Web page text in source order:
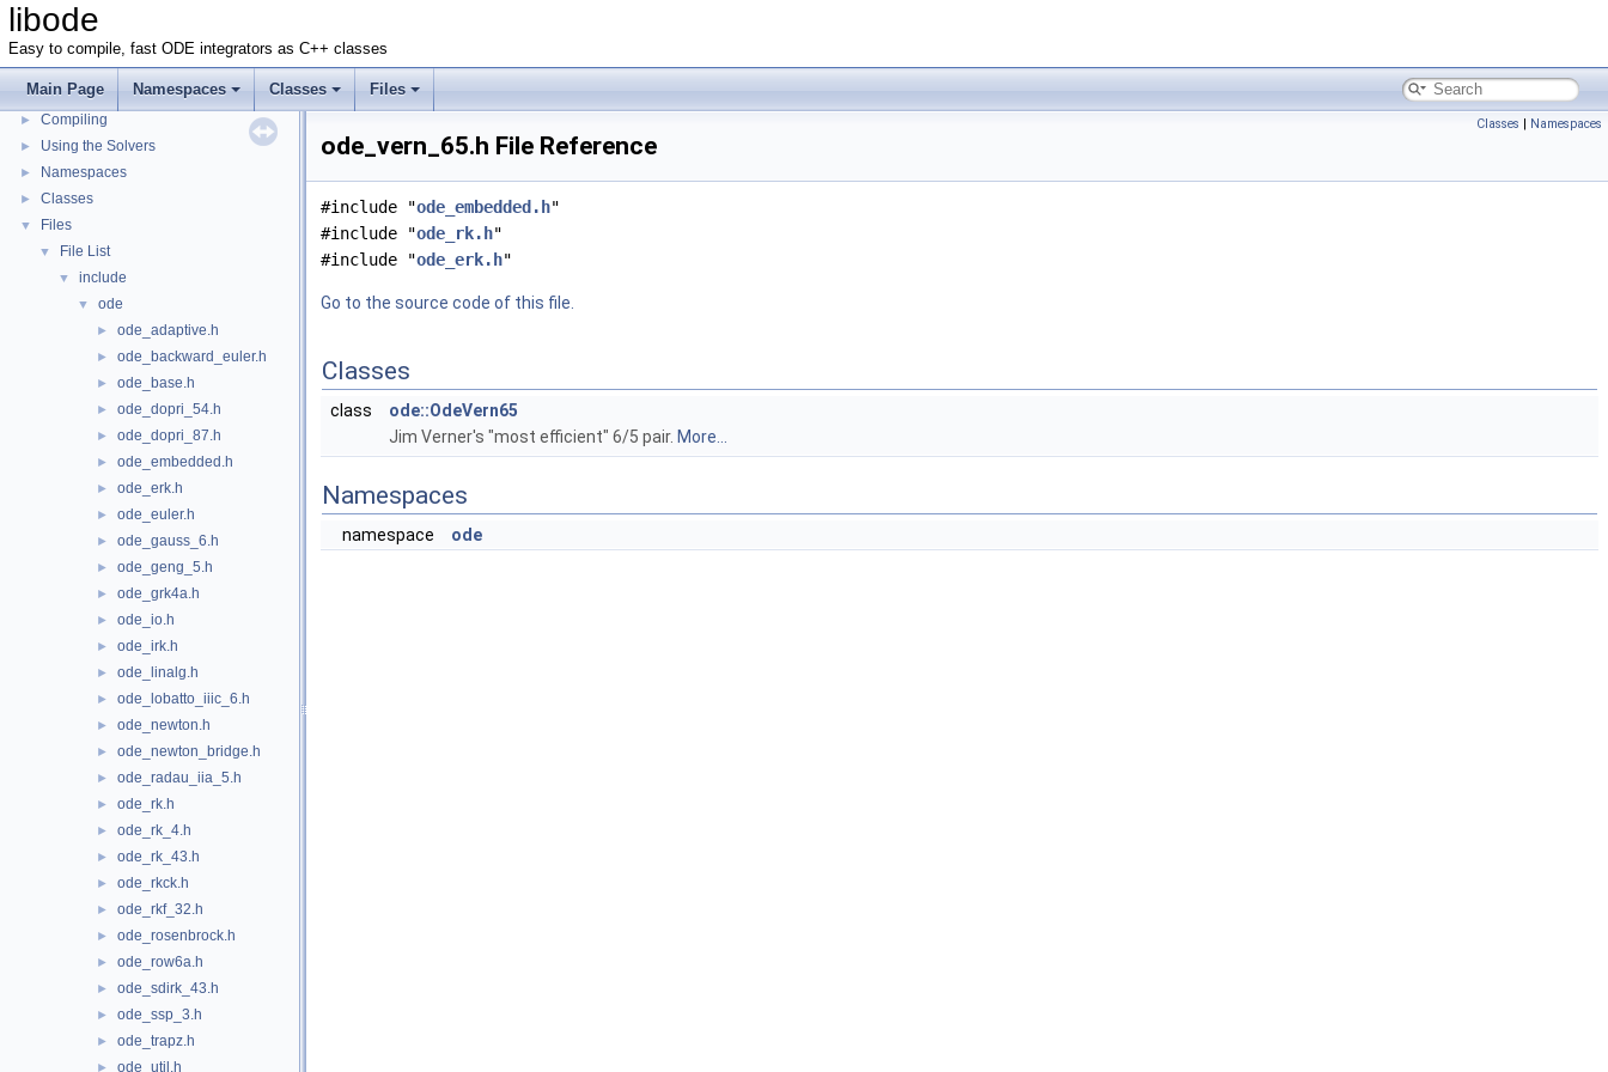
libode
Easy to compile, fast ODE integrators as C++ classes
Main Page Namespaces Classes Files
libode
► Compiling
► Using the Solvers
► Namespaces
► Classes
▼ Files
▼ File List
▼ include
▼ ode
► ode_adaptive.h
► ode_backward_euler.h
► ode_base.h
► ode_dopri_54.h
► ode_dopri_87.h
► ode_embedded.h
► ode_erk.h
► ode_euler.h
► ode_gauss_6.h
► ode_geng_5.h
► ode_grk4a.h
► ode_io.h
► ode_irk.h
► ode_linalg.h
► ode_lobatto_iiic_6.h
► ode_newton.h
► ode_newton_bridge.h
► ode_radau_iia_5.h
► ode_rk.h
► ode_rk_4.h
► ode_rk_43.h
► ode_rkck.h
► ode_rkf_32.h
► ode_rosenbrock.h
► ode_row6a.h
► ode_sdirk_43.h
► ode_ssp_3.h
► ode_trapz.h
► ode_util.h
Classes | Namespaces
ode_vern_65.h File Reference
#include "ode_embedded.h"
#include "ode_rk.h"
#include "ode_erk.h"
Go to the source code of this file.
Classes
class
ode::OdeVern65
Jim Verner's "most efficient" 6/5 pair. More...
Namespaces
namespace ode